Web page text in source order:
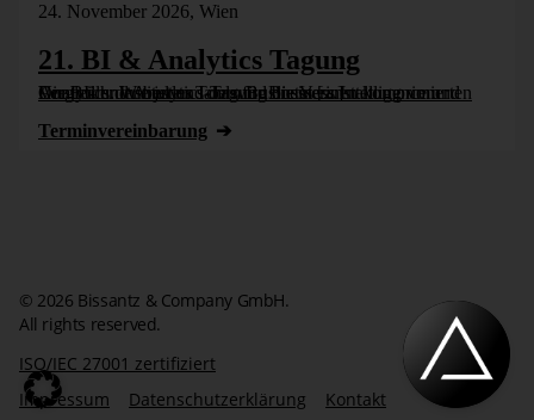
24. November 2026, Wien
21. BI & Analytics Tagung
Die BI- und Analytics-Tagung bietet einen komprimierten Vergleich der besten Tools für Business Intelligence und Analytics. Wie jedes Jahr wird die Veranstaltung vom Controller Institut und dem Business [...]
Termin­vereinbarung
© 2026 Bissantz & Company GmbH.
All rights reserved.
ISO/IEC 27001 zertifiziert
Impressum
Datenschutzerklärung Kontakt